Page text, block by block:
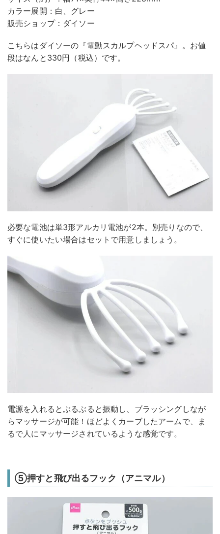
カラー展開：白、グレー
販売ショップ：ダイソー
こちらはダイソーの『電動スカルプヘッドスパ』。お値
段はなんと330円（税込）です。
必要な電池は単3形アルカリ電池が2本。別売りなので、
すぐに使いたい場合はセットで用意しましょう。
電源を入れるとぶるぶると振動し、ブラッシングしなが
らマッサージが可能！ほどよくカーブしたアームで、ま
るで人にマッサージされているような感覚です。
⑤押すと飛び出るフック（アニマル）